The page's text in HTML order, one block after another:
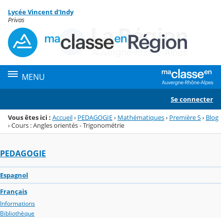
Menu de la rubrique
Contenu
Lycée Vincent d'Indy
Privas
MENU
Se connecter
Vous êtes ici : Accueil› PEDAGOGIE› Mathématiques› Première S› Blog
›Cours : Angles orientés - Trigonométrie
PEDAGOGIE
Espagnol
Français
Informations
Bibliothèque